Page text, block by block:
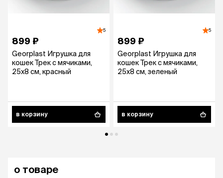
5
899 ₽
Georplast Игрушка для
кошек Трек с мячиками,
25х8 см, красный
в корзину
5
899 ₽
Georplast Игрушка для
кошек Трек с мячиками,
25х8 см, зеленый
в корзину
о товаре